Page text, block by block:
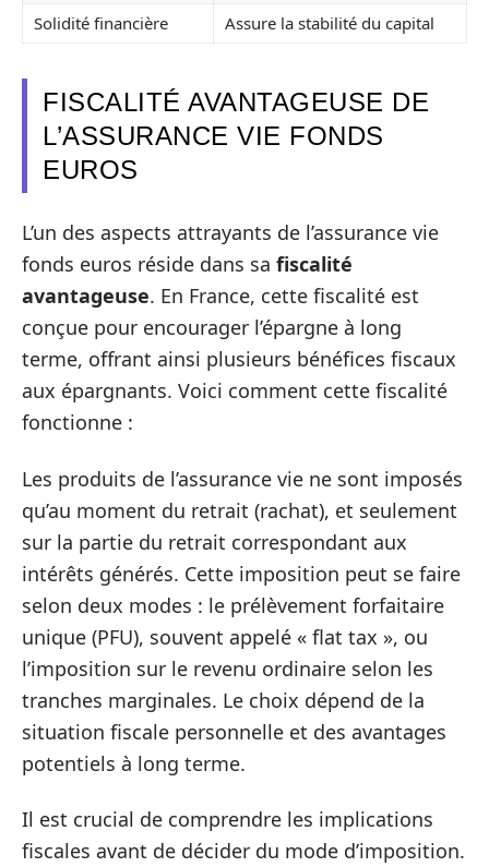
Solidité financière
Assure la stabilité du capital
FISCALITÉ AVANTAGEUSE DE
L’ASSURANCE VIE FONDS
EUROS
L’un des aspects attrayants de l’assurance vie
fonds euros réside dans sa fiscalité
avantageuse. En France, cette fiscalité est
conçue pour encourager l’épargne à long
terme, offrant ainsi plusieurs bénéfices fiscaux
aux épargnants. Voici comment cette fiscalité
fonctionne :
Les produits de l’assurance vie ne sont imposés
qu’au moment du retrait (rachat), et seulement
sur la partie du retrait correspondant aux
intérêts générés. Cette imposition peut se faire
selon deux modes : le prélèvement forfaitaire
unique (PFU), souvent appelé « flat tax », ou
l’imposition sur le revenu ordinaire selon les
tranches marginales. Le choix dépend de la
situation fiscale personnelle et des avantages
potentiels à long terme.
Il est crucial de comprendre les implications
fiscales avant de décider du mode d’imposition.